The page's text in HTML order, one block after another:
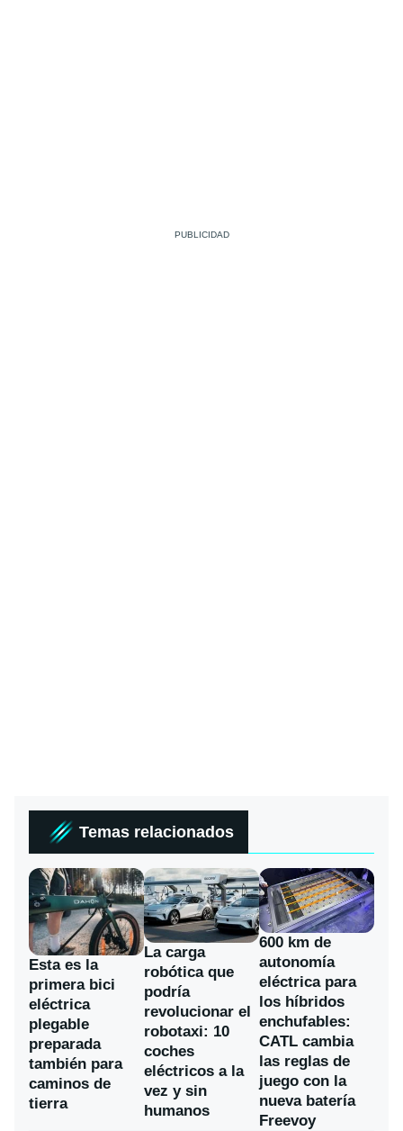
Temas relacionados
Esta es la
primera bici
eléctrica
plegable
preparada
también para
caminos de
tierra
La carga
robótica que
podría
revolucionar el
robotaxi: 10
coches
eléctricos a la
vez y sin
humanos
600 km de
autonomía
eléctrica para
los híbridos
enchufables:
CATL cambia
las reglas de
juego con la
nueva batería
Freevoy